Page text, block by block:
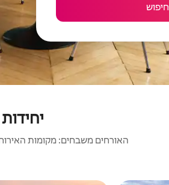
חיפוש
האורחים משבחים: מקומות האירוח